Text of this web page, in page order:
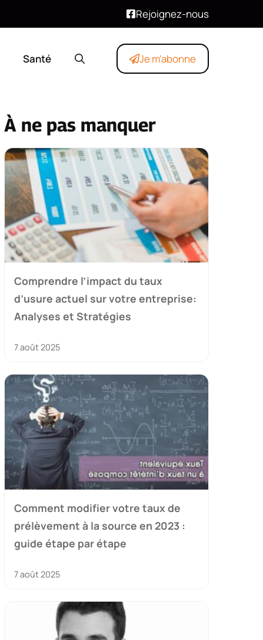
Rejoignez-nous
Santé Je m'abonne
À ne pas manquer
Comprendre l’impact du taux
d’usure actuel sur votre entreprise:
Analyses et Stratégies
7 août 2025
Comment modifier votre taux de
prélèvement à la source en 2023 :
guide étape par étape
7 août 2025